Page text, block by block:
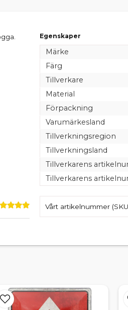
Egenskaper
Märke
Färg
Tillverkare
Material
Förpackning
Varumärkesland
Tillverkningsregion
Tillverkningsland
Tillverkarens
Tillverkarens
Vårt artikelnummer